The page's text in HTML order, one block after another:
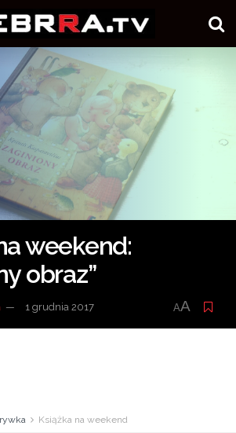
weekend:
obraz”
1 grudnia 2017 AA
Książka na weekend